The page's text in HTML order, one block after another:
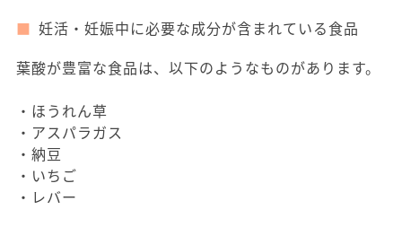
妊活・妊娠中に必要な成分が含まれている食品
葉酸が豊富な食品は、以下のようなものがあります。
・ほうれん草
・アスパラガス
・納豆
・いちご
・レバー